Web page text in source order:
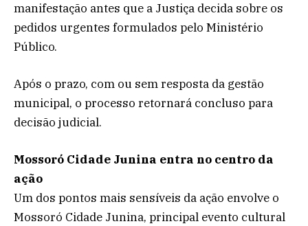
manifestação antes que a Justiça decida sobre os
pedidos urgentes formulados pelo Ministério
Público.
Após o prazo, com ou sem resposta da gestão
municipal, o processo retornará concluso para
decisão judicial.
Mossoró Cidade Junina entra no centro da
ação
Um dos pontos mais sensíveis da ação envolve o
Mossoró Cidade Junina, principal evento cultural